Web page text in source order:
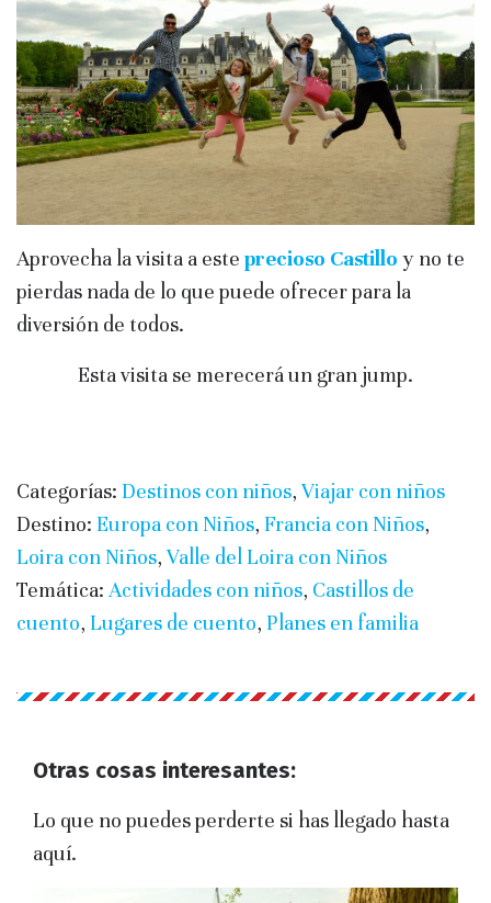
Aprovecha la visita a este precioso Castillo y no te
pierdas nada de lo que puede ofrecer para la
diversión de todos.
Esta visita se merecerá un gran jump.
Categorías: Destinos con niños, Viajar con niños
Destino: Europa con Niños, Francia con Niños,
Loira con Niños, Valle del Loira con Niños
Temática: Actividades con niños, Castillos de
cuento, Lugares de cuento, Planes en familia
Otras cosas interesantes:
Lo que no puedes perderte si has llegado hasta
aquí.